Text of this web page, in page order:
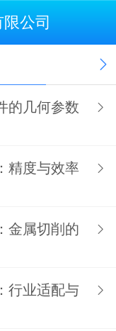
公司
的几何参数
精度与效率
金属切削的
行业适配与